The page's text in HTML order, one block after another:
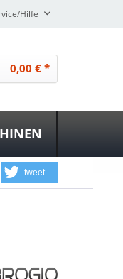
Hilfe
0,00 € *
tweet